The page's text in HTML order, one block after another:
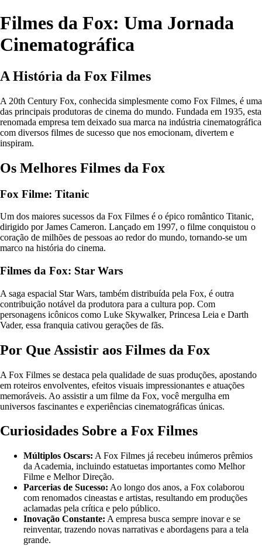
Filmes da Fox: Uma Jornada
Cinematográfica
A História da Fox Filmes
A 20th Century Fox, conhecida simplesmente como Fox Filmes, é uma
das principais produtoras de cinema do mundo. Fundada em 1935, esta
renomada empresa tem deixado sua marca na indústria cinematográfica
com diversos filmes de sucesso que nos emocionam, divertem e
inspiram.
Os Melhores Filmes da Fox
Fox Filme: Titanic
Um dos maiores sucessos da Fox Filmes é o épico romântico Titanic,
dirigido por James Cameron. Lançado em 1997, o filme conquistou o
coração de milhões de pessoas ao redor do mundo, tornando-se um
marco na história do cinema.
Filmes da Fox: Star Wars
A saga espacial Star Wars, também distribuída pela Fox, é outra
contribuição notável da produtora para a cultura pop. Com
personagens icônicos como Luke Skywalker, Princesa Leia e Darth
Vader, essa franquia cativou gerações de fãs.
Por Que Assistir aos Filmes da Fox
A Fox Filmes se destaca pela qualidade de suas produções, apostando
em roteiros envolventes, efeitos visuais impressionantes e atuações
memoráveis. Ao assistir a um filme da Fox, você mergulha em
universos fascinantes e experiências cinematográficas únicas.
Curiosidades Sobre a Fox Filmes
Múltiplos Oscars: A Fox Filmes já recebeu inúmeros prêmios
da Academia, incluindo estatuetas importantes como Melhor
Filme e Melhor Direção.
Parcerias de Sucesso: Ao longo dos anos, a Fox colaborou
com renomados cineastas e artistas, resultando em produções
aclamadas pela crítica e pelo público.
Inovação Constante: A empresa busca sempre inovar e se
reinventar, trazendo novas narrativas e abordagens para a tela
grande.